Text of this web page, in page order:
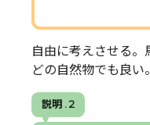
自由に考えさせる
どの自然物でも良い。
説明 . 2